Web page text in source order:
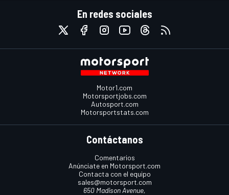
En redes sociales
Motor1.com
Motorsportjobs.com
Autosport.com
Motorsportstats.com
Contáctanos
Comentarios
Anúnciate en Motorsport.com
Contacta con el equipo
sales@motorsport.com
650 Madison Avenue,